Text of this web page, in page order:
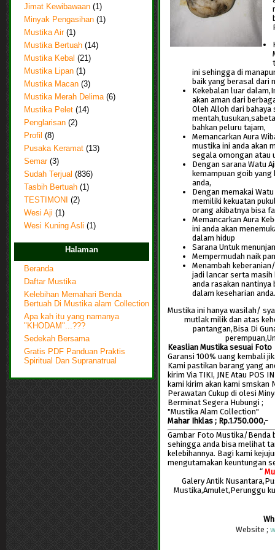
Jimat Kewibawaan (1)
Minyak Pengasihan (1)
Mustika Air (1)
Mustika Bertuah (14)
Mustika Kebal (21)
Mustika Lipan (1)
Mustika Macan (3)
Mustika Merah Delima (6)
Mustika Pelet (14)
Penglarisan (2)
Profil (8)
Pusaka Keramat (13)
Semar (3)
Sudah Terjual (836)
Tasbih Bertuah (1)
TESTIMONI
(2)
Wesi Aji (1)
Wesi Kuning Asli (1)
Halaman
Beranda
Daftar Mustika
Kelebihan Memahari Benda
Bertuah Di Mustika alam Collection
Apa kah itu yang namanya
"KHODAM"...???
Sedekah Bersama
Gratis PDF Panduan Praktis
Spiritual Dan Supranatrual
ini sehingga di
baik yang berasal dari
Kekebalan luar
akan aman dari
Oleh Alloh dari
bahkan peluru tajam,
Memancarkan Aura
mustika ini anda akan
segala omongan atau
Dengan sarana Watu
kemampuan goib
anda,
Dengan memakai
memiliki kekuatan
orang akibatnya bisa
Memancarkan Aura
ini anda akan
dalam hidup
Sarana Untuk
Mempermudah naik
Menambah
jadi lancar serta masih
anda rasakan nantinya
dalam keseharian anda.
Mustika ini hanya wasilah/
mutlak milik dan atas
pantangan,Bisa Di
Keaslian Mustika sesuai Foto
Garansi 100% uang kembali
Kami pastikan barang yang
kirim Via TIKI, JNE Atau POS
kami kirim akan kami smskan
Perawatan Cukup di olesi
Berminat Segera Hubungi ;
"Mustika Alam Collection"
Mahar Ihklas ; Rp.1.750.000,-
Gambar Foto Mustika/Benda
sehingga anda bisa melihat
kelebihannya. Bagi kami
mengutamakan keuntungan
“
Galery Antik
Mustika,Amulet,Perunggu
Website ;